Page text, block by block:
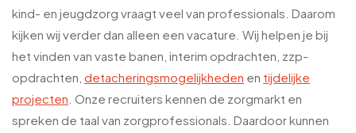
kind- en jeugdzorg vraagt veel van professionals. Daarom
kijken wij verder dan alleen een vacature. Wij helpen je bij
het vinden van vaste banen, interim opdrachten, zzp-
opdrachten, detacheringsmogelijkheden en tijdelijke
projecten . Onze recruiters kennen de zorgmarkt en
spreken de taal van zorgprofessionals. Daardoor kunnen